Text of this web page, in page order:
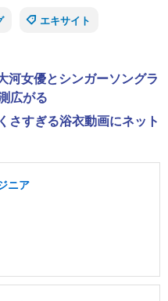
エキサイト
河女優とシンガーソングラ
広がる
さすぎる浴衣動画にネット
ニア